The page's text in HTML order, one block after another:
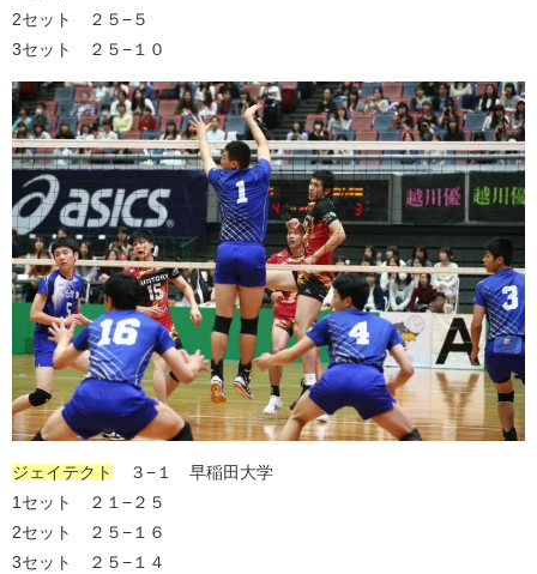
2セット ２５−５
3セット ２５−１０
ジェイテクト
３−１ 早稲田大学
1セット ２１−２５
2セット ２５−１６
3セット ２５−１４